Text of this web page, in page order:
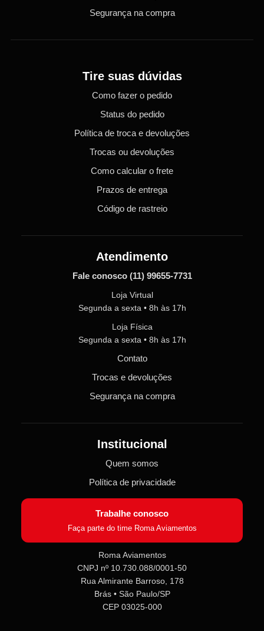
Roma Aviamentos
Segurança na compra
Tire suas dúvidas
Como fazer o pedido
Status do pedido
Política de troca e devoluções
Trocas ou devoluções
Como calcular o frete
Prazos de entrega
Código de rastreio
Atendimento
Fale conosco (11) 99655-7731
Loja Virtual
Segunda a sexta • 8h às 17h
Loja Física
Segunda a sexta • 8h às 17h
Contato
Trocas e devoluções
Segurança na compra
Institucional
Quem somos
Política de privacidade
Trabalhe conosco
Faça parte do time Roma Aviamentos
Roma Aviamentos
CNPJ nº 10.730.088/0001-50
Rua Almirante Barroso, 178
Brás • São Paulo/SP
CEP 03025-000